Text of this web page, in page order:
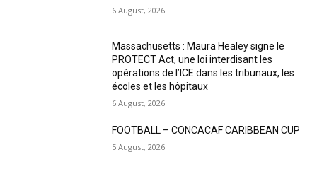
6 August, 2026
Massachusetts : Maura Healey signe le
PROTECT Act, une loi interdisant les
opérations de l’ICE dans les tribunaux, les
écoles et les hôpitaux
6 August, 2026
FOOTBALL – CONCACAF CARIBBEAN CUP
5 August, 2026